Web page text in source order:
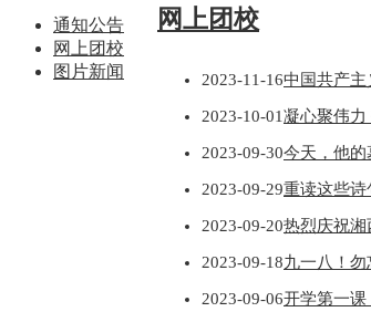
通知公告
网上团校
图片新闻
网上团校
2023-11-16中国共产主
2023-10-01凝心聚伟
2023-09-30今天，他
2023-09-29重读这些诗
2023-09-20热烈庆祝湘
2023-09-18九一八！勿
2023-09-06开学第一课